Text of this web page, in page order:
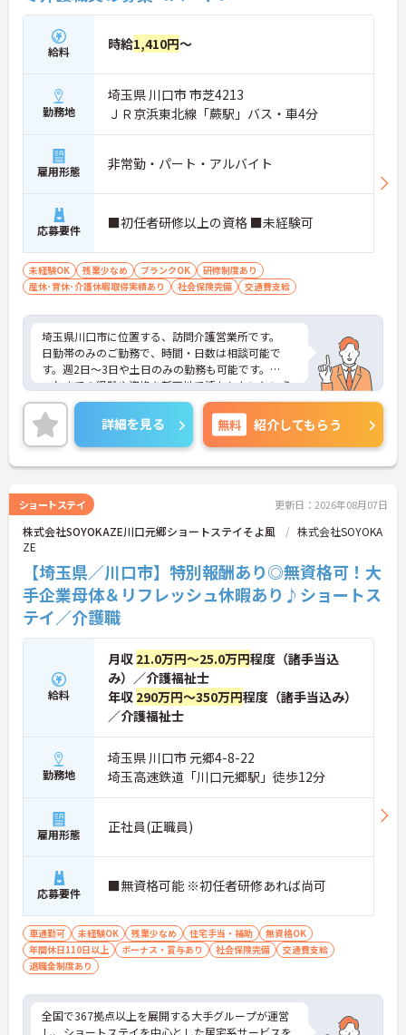
給料 時給1,410円～
勤務地
埼玉県 川口市 市芝4213
ＪＲ京浜東北線「蕨駅」バス・車4分
雇用形態 非常勤・パート・アルバイト
応募要件 ■初任者研修以上の資格 ■未経験可
未経験OK 残業少なめ ブランクOK
研修制度あり
産休･育休･介護休暇取得実績あり
社会保険完備 交通費支給
埼玉県川口市に位置する、訪問介護営業所です。
日勤帯のみのご勤務で、時間・日数は相談可能で
す。週2日～3日や土日のみの勤務も可能です。
これまでの経験や資格を新天地で活かしたいという
方はもちろん、未経験の方やブランクに不安のある
方のご応募もお待ちしております。
ご興味をお持ちの方はお気軽にお問い合わせくださ
い。
詳細を見る 無料 紹介してもらう
ショートステイ 更新日：2026年08月07日
株式会社SOYOKAZE川口元郷ショートステイそよ風
株式会社SOYOKA
ZE
【埼玉県／川口市】特別報酬あり◎無資格可！大
手企業母体＆リフレッシュ休暇あり♪ショートス
テイ／介護職
給料
月収 21.0万円～25.0万円程度（諸手当込
み）／介護福祉士
年収 290万円～350万円程度（諸手当込み）
／介護福祉士
勤務地
埼玉県 川口市 元郷4-8-22
埼玉高速鉄道「川口元郷駅」徒歩12分
雇用形態 正社員(正職員)
応募要件 ■無資格可能 ※初任者研修あれば尚可
車通勤可 未経験OK 残業少なめ 住宅手当・補助
無資格OK
年間休日110日以上
ボーナス・賞与あり 社会保険完備
交通費支給
退職金制度あり
全国で367拠点以上を展開する大手グループが運営